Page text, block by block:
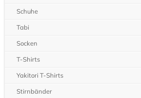
Schuhe
Tabi
Socken
T-Shirts
Yakitori T-Shirts
Stirnbänder